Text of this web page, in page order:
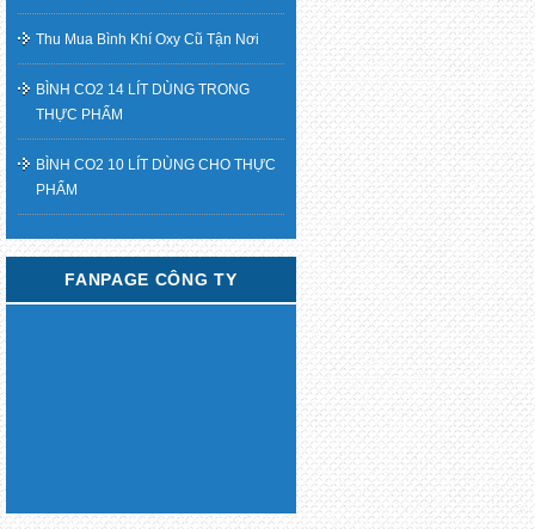
Thu Mua Bình Khí Oxy Cũ Tận Nơi
BÌNH CO2 14 LÍT DÙNG TRONG
THỰC PHẨM
BÌNH CO2 10 LÍT DÙNG CHO THỰC
PHẨM
FANPAGE CÔNG TY